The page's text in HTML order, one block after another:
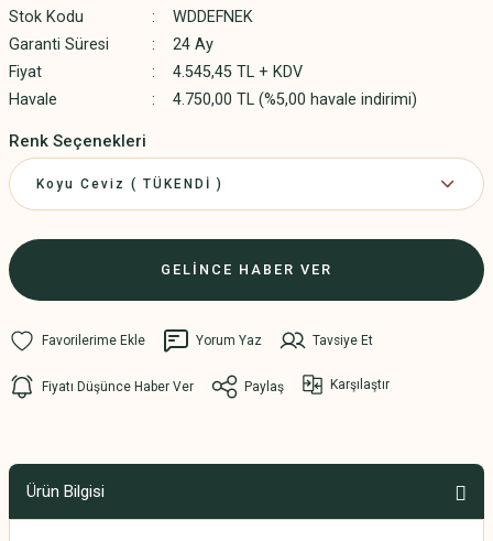
Stok Kodu
WDDEFNEK
Garanti Süresi
24 Ay
Fiyat
4.545,45 TL + KDV
Havale
4.750,00 TL (%5,00 havale indirimi)
Renk Seçenekleri
GELİNCE HABER VER
Yorum Yaz Tavsiye Et
Fiyatı Düşünce Haber Ver Paylaş Karşılaştır
Ürün Bilgisi